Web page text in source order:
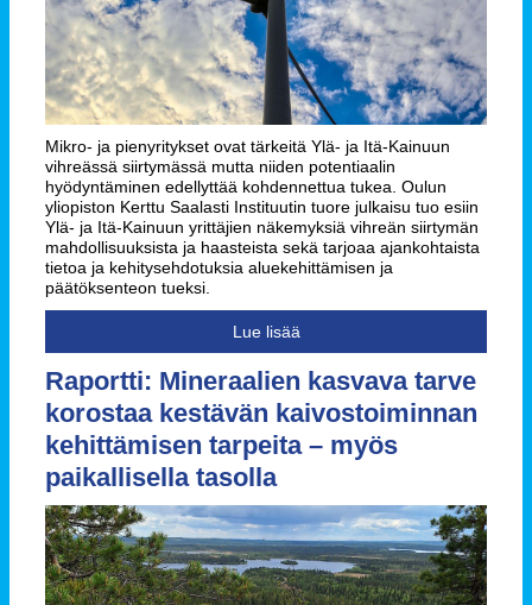
Mikro- ja pienyritykset ovat tärkeitä Ylä- ja Itä-Kainuun
vihreässä siirtymässä mutta niiden potentiaalin
hyödyntäminen edellyttää kohdennettua tukea. Oulun
yliopiston Kerttu Saalasti Instituutin tuore julkaisu tuo esiin
Ylä- ja Itä-Kainuun yrittäjien näkemyksiä vihreän siirtymän
mahdollisuuksista ja haasteista sekä tarjoaa ajankohtaista
tietoa ja kehitysehdotuksia aluekehittämisen ja
päätöksenteon tueksi.
Lue lisää
Raportti: Mineraalien kasvava tarve
korostaa kestävän kaivostoiminnan
kehittämisen tarpeita – myös
paikallisella tasolla